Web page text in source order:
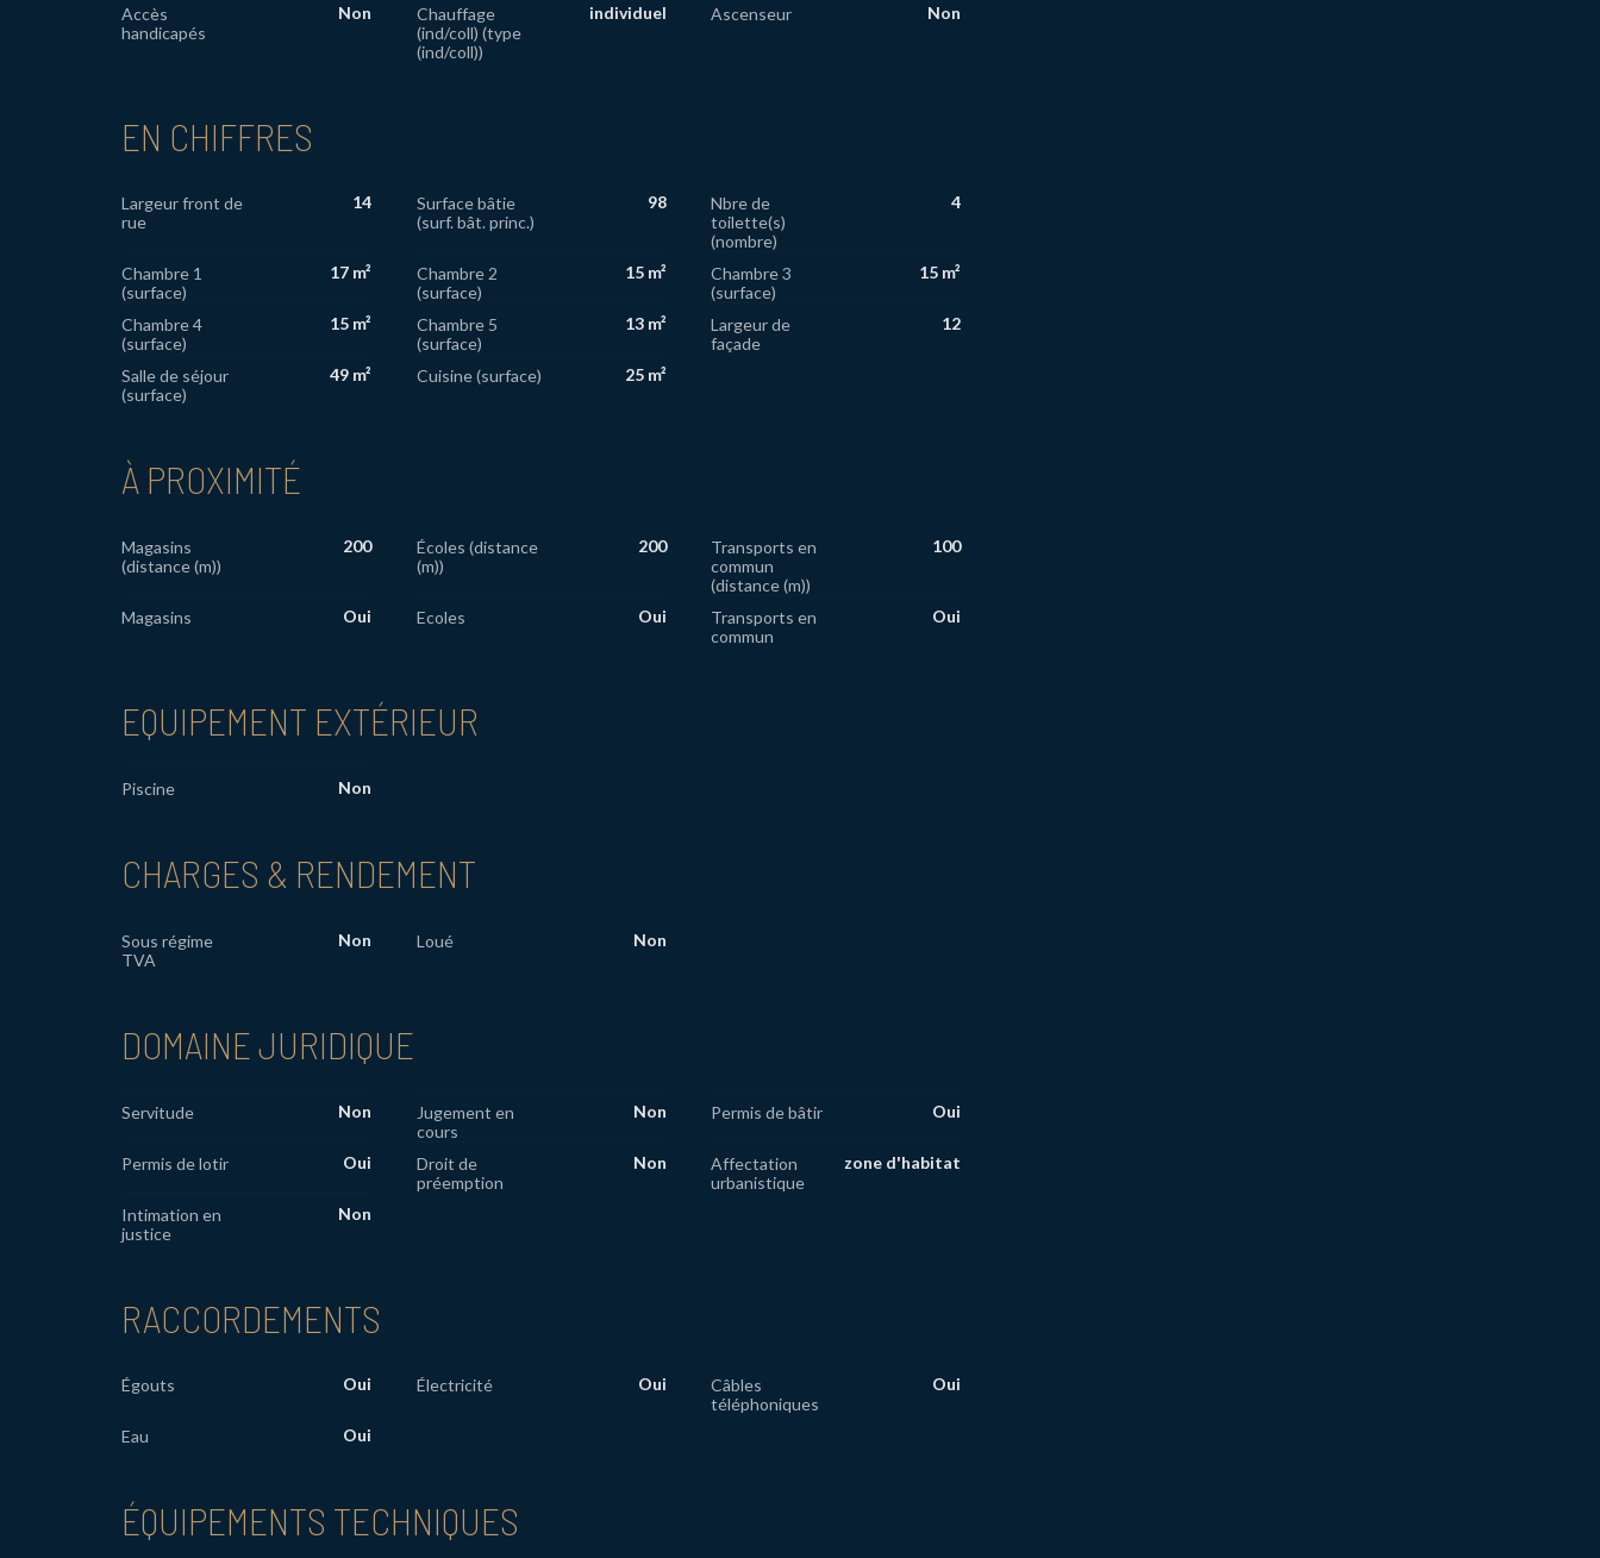
Accès
handicapés
Non
Chauffage
(ind/coll) (type
(ind/coll))
individuel Ascenseur Non
EN CHIFFRES
Largeur front de
rue
14
Surface bâtie
(surf. bât. princ.)
98
Nbre de
toilette(s)
(nombre)
4
Chambre 1
(surface)
17 m²
Chambre 2
(surface)
15 m²
Chambre 3
(surface)
15 m²
Chambre 4
(surface)
15 m²
Chambre 5
(surface)
13 m²
Largeur de
façade
12
Salle de séjour
(surface)
49 m² Cuisine (surface) 25 m²
À PROXIMITÉ
Magasins
(distance (m))
200
Écoles (distance
(m))
200
Transports en
commun
(distance (m))
100
Magasins Oui Ecoles Oui
Transports en
commun
Oui
EQUIPEMENT EXTÉRIEUR
Piscine Non
CHARGES & RENDEMENT
Sous régime
TVA
Non Loué Non
DOMAINE JURIDIQUE
Servitude Non
Jugement en
cours
Non Permis de bâtir Oui
Permis de lotir Oui
Droit de
préemption
Non
Affectation
urbanistique
zone d'habitat
Intimation en
justice
Non
RACCORDEMENTS
Égouts Oui Électricité Oui
Câbles
téléphoniques
Oui
Eau Oui
ÉQUIPEMENTS TECHNIQUES